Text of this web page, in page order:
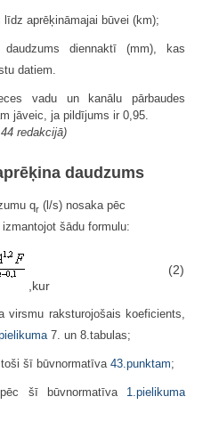
aprēķināmajai būvei (km);
diennaktī (mm), kas
datiem.
vadu un kanālu pārbaudes
jāveic, ja pildījums ir 0,95.
redakcijā)
daudzums
qr (l/s) nosaka pēc
šādu formulu:
,kur
(2)
virsmu raksturojošais koeficients,
7. un 8.tabulas;
šī būvnormatīva 43.punktam;
šī būvnormatīva 1.pielikuma